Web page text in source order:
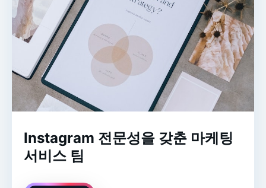
Instagram 전문성을 갖춘 마케팅
서비스 팀